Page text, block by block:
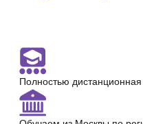
Полностью